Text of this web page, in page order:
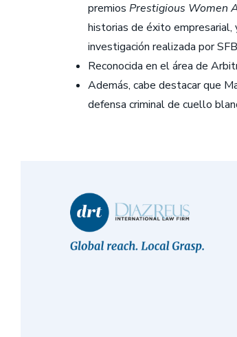
premiosPrestigious Women
historias de éxito empresarial,
investigación realizada por
Reconocida en el área de
Además, cabe destacar que
defensa criminal de cuello